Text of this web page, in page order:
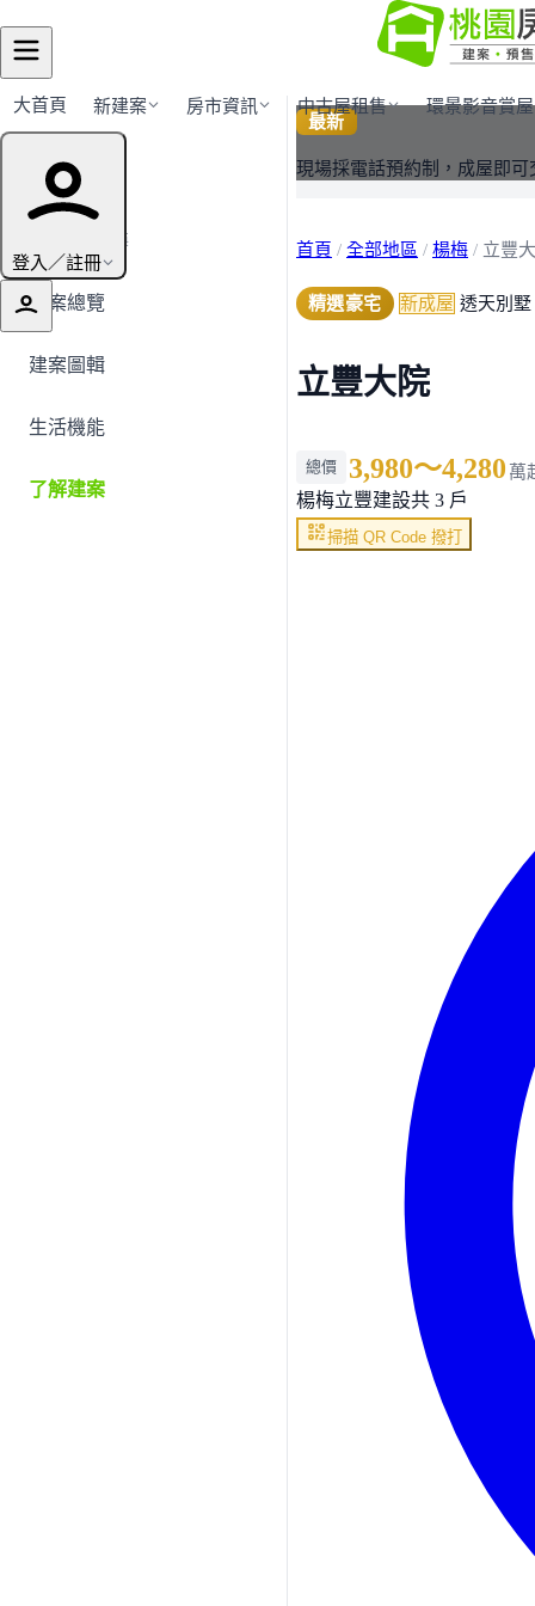
大首頁 新建案 房市資訊 中古屋租售 環景影音賞屋
登入／註冊
建案導覽
← 返回楊梅
建案總覽
建案圖輯
生活機能
了解建案
最新
現場採電話預約制，成屋即
首頁 / 全部地區 / 楊梅 / 立豐
精選豪宅 新成屋 透天別墅
立豐大院
總價 3,980～4,280 萬
楊梅立豐建設共 3 戶
掃描 QR Code 撥打